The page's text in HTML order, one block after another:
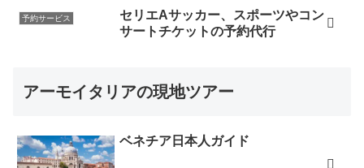
きました。そんな中、ウフィッツィ美術館の予約をして
いただき、本当に助かりました。観光するにあたって
せていただきます。（2016年2月）
話になりました（2016年1月）
予約サービス
セリエAサッカー、スポーツやコン
サートチケットの予約代行
アーモイタリアの現地ツアー
ベネチア日本人ガイド